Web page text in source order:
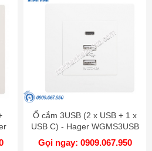
Ổ cắm 3USB (2 x USB + 1 x
USB C) - Hager WGMS3USB
Gọi ngay: 0909.067.950